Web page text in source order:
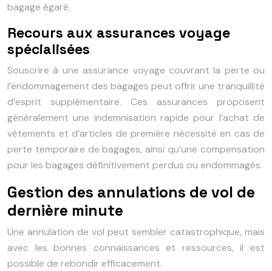
bagage égaré.
Recours aux assurances voyage
spécialisées
Souscrire à une assurance voyage couvrant la perte ou
l’endommagement des bagages peut offrir une tranquillité
d’esprit supplémentaire. Ces assurances proposent
généralement une indemnisation rapide pour l’achat de
vêtements et d’articles de première nécessité en cas de
perte temporaire de bagages, ainsi qu’une compensation
pour les bagages définitivement perdus ou endommagés.
Gestion des annulations de vol de
dernière minute
Une annulation de vol peut sembler catastrophique, mais
avec les bonnes connaissances et ressources, il est
possible de rebondir efficacement.